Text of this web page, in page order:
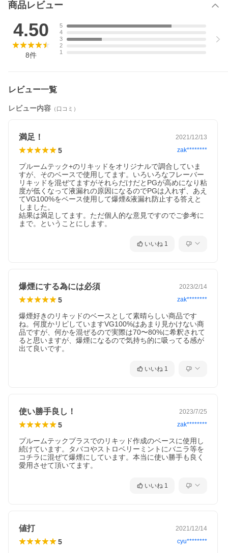
商品レビュー
4.50
8件
5
4
3
2
1
レビュー一覧
レビュー内容 （口コミ）
満足！ 2021/12/13
5 zak********
プルームテック+のリキッドをオリジナルで調合していま
すが、そのベースで使用してます。いろいろなフレーバー
リキッドを混ぜてますがそれらだけだとPGが高めになり粘
度が低くなって液漏れの原因になるのでPGは入れず、あえ
てVG100%をベース使用して爆煙&液漏れ防止する答えと
しました。
結果は満足してます。ただ個人的な意見ですのでご参考に
まで。ということにします。
いいね 1
爆煙にする為には必須 2023/2/14
5 zak********
爆煙好きのリキッドのベースとして素晴らしい商品です
ね。何度かリピしていますVG100%はあまり見かけない商
品ですが、何かを混ぜるので実際は70〜80%に希釈されて
ると思いますが、爆煙になるので気持ち的に吸ってる感が
出て良いです。
いいね 1
使い勝手良し！ 2023/7/25
5 zak********
プルームテックプラスでのリキッド作成のベースに使用し
続けています。タバコやストロベリーミントにバニラ等を
コチラに混ぜて爆煙にしています。本当に使い勝手も良く
いいね 1
値打 2021/12/14
5 cyu********